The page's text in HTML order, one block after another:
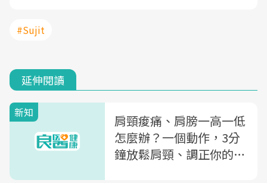
#Sujit
延伸閱讀
新知
肩頸痠痛、肩膀一高一低
怎麼辦？一個動作，3分
鐘放鬆肩頸、調正你的身